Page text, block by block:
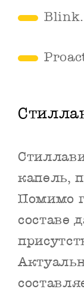
Blink.
капель,
Помимо
составе